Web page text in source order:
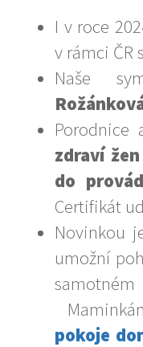
I v roce
v rámci ČR
Naše
Porodnice
zdraví
do
Certifikát
Novinkou
umožní
pokoje